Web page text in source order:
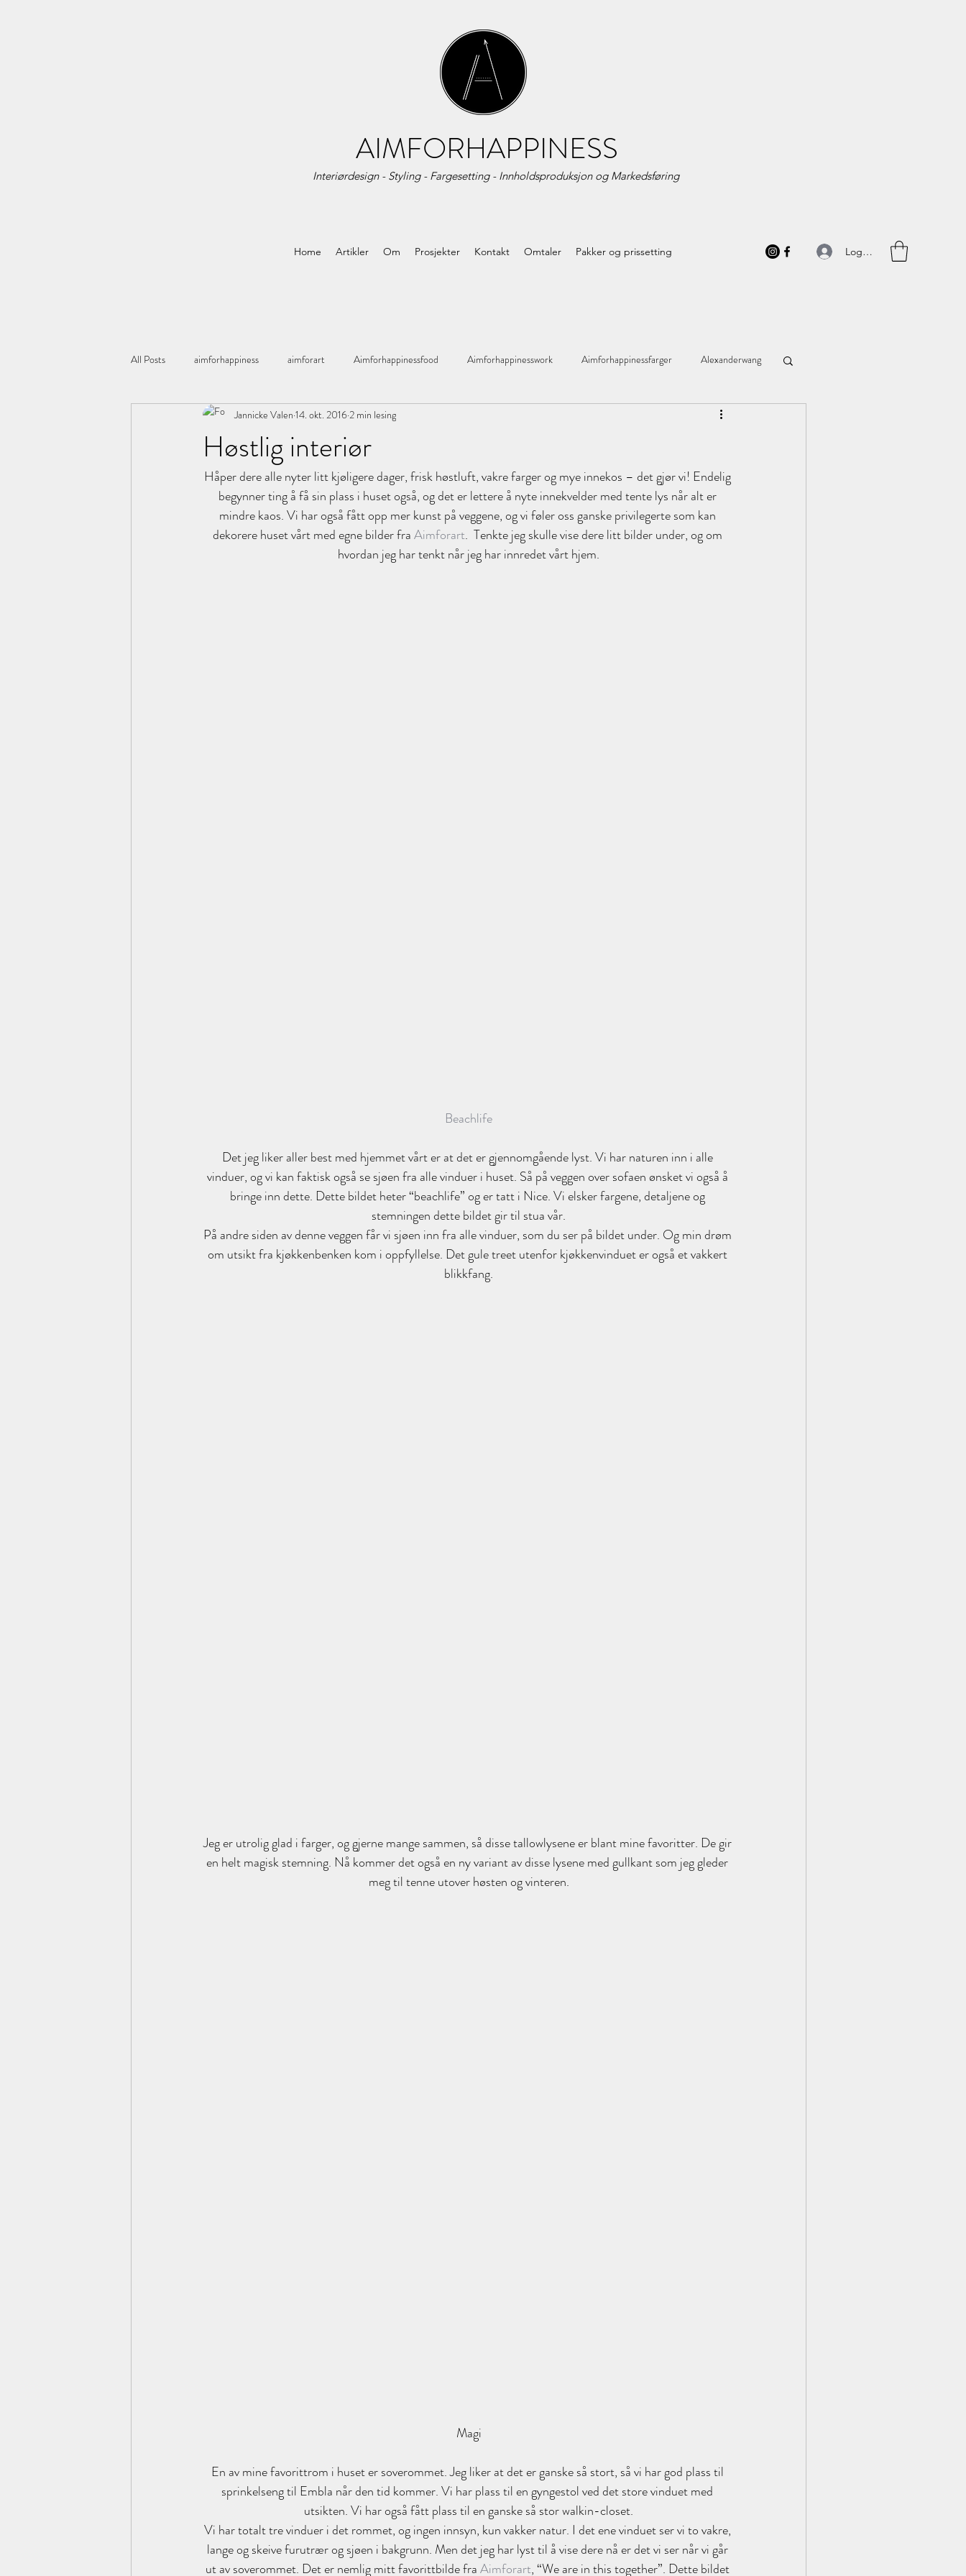
AIMFORHAPPINESS
Interiørdesign - Styling - Fargesetting - Innholdsproduksjon og Markedsføring
Logg inn
Home Artikler Om Prosjekter Kontakt Omtaler Pakker og prissetting
All Posts aimforhappiness aimforart Aimforhappinessfood Aimforhappinesswork Aimforhappinessfarger Alexanderwang
All you need is love bad året2016
blomster Borddekking Bulletproof kaffe Bringebær Bylassen candels Bzr Chiagrøt
candles corneliashus Chloe drivhus Drømmehuset Dikt
Høstlig interiør
Jannicke Valen 14. okt. 20162 min lesing
Håper dere alle nyter litt kjøligere dager, frisk høstluft, vakre farger og mye innekos – det gjør vi! Endelig
begynner ting å få sin plass i huset også, og det er lettere å nyte innekvelder med tente lys når alt er
mindre kaos. Vi har også fått opp mer kunst på veggene, og vi føler oss ganske privilegerte som kan
dekorere huset vårt med egne bilder fra Aimforart.  Tenkte jeg skulle vise dere litt bilder under, og om
hvordan jeg har tenkt når jeg har innredet vårt hjem.
Beachlife
Det jeg liker aller best med hjemmet vårt er at det er gjennomgående lyst. Vi har naturen inn i alle
vinduer, og vi kan faktisk også se sjøen fra alle vinduer i huset. Så på veggen over sofaen ønsket vi også å
bringe inn dette. Dette bildet heter “beachlife” og er tatt i Nice. Vi elsker fargene, detaljene og
stemningen dette bildet gir til stua vår.
På andre siden av denne veggen får vi sjøen inn fra alle vinduer, som du ser på bildet under. Og min drøm
om utsikt fra kjøkkenbenken kom i oppfyllelse. Det gule treet utenfor kjøkkenvinduet er også et vakkert
blikkfang.
Jeg er utrolig glad i farger, og gjerne mange sammen, så disse tallowlysene er blant mine favoritter. De gir
en helt magisk stemning. Nå kommer det også en ny variant av disse lysene med gullkant som jeg gleder
meg til tenne utover høsten og vinteren.
Magi
En av mine favorittrom i huset er soverommet. Jeg liker at det er ganske så stort, så vi har god plass til
sprinkelseng til Embla når den tid kommer. Vi har plass til en gyngestol ved det store vinduet med
utsikten. Vi har også fått plass til en ganske så stor walkin-closet.
Vi har totalt tre vinduer i det rommet, og ingen innsyn, kun vakker natur. I det ene vinduet ser vi to vakre,
lange og skeive furutrær og sjøen i bakgrunn. Men det jeg har lyst til å vise dere nå er det vi ser når vi går
ut av soverommet. Det er nemlig mitt favorittbilde fra Aimforart, “We are in this together”. Dette bildet